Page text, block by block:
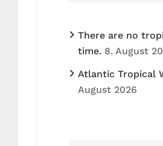
There are no
time. 8. August
Atlantic Tropical
August 2026